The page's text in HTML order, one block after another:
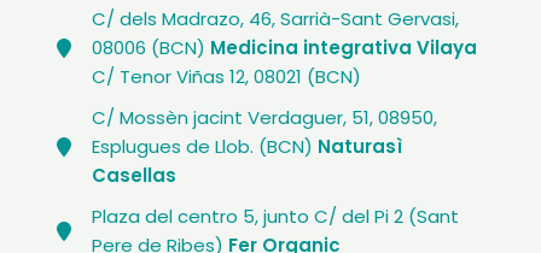
C/ dels Madrazo, 46, Sarrià-Sant Gervasi,
08006 (BCN) Medicina integrativa Vilaya
C/ Tenor Viñas 12, 08021 (BCN)
C/ Mossèn jacint Verdaguer, 51, 08950,
Esplugues de Llob. (BCN) Naturasì
Casellas
Plaza del centro 5, junto C/ del Pi 2 (Sant
Pere de Ribes) Fer Organic